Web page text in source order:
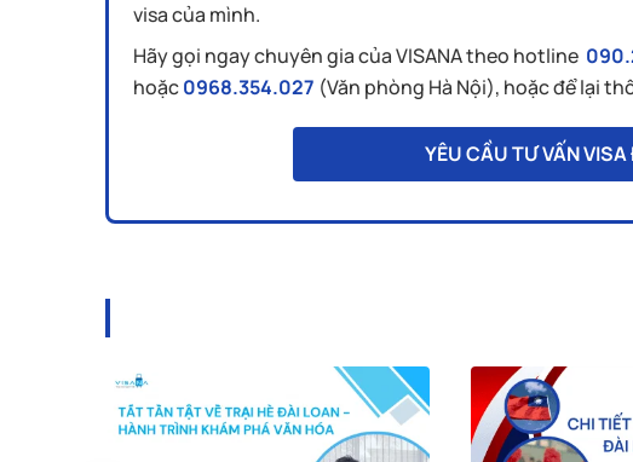
visa của mình.
Hãy gọi ngay chuyên gia của VISANA theo hotline
hoặc0968.354.027 (Văn phòng Hà Nội), hoặc để lại
YÊU CẦU TƯ VẤN